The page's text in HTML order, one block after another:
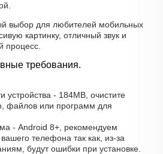
выбор для любителей мобильных
картинку, отличный звук и
процесс.
требования.
устройства - 184MB, очистите
файлов или программ для
- Android 8+, рекомендуем
телефона так как, из-за
будут ошибки при установке.